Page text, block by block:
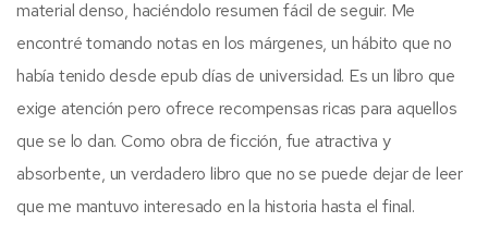
material denso, haciéndolo resumen fácil de seguir. Me
encontré tomando notas en los márgenes, un hábito que no
había tenido desde epub días de universidad. Es un libro que
exige atención pero ofrece recompensas ricas para aquellos
que se lo dan. Como obra de ficción, fue atractiva y
absorbente, un verdadero libro que no se puede dejar de leer
que me mantuvo interesado en la historia hasta el final.